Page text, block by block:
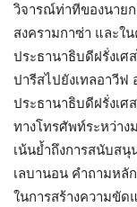
วิจารณ์ท่าทีของนาย
สงครามกาซ่า และใ
ประธานาธิบดีฝรั่งเศ
ปารีสไปยังเทลอาวีฟ
ประธานาธิบดีฝรั่งเศ
ทางโทรศัพท์ระหว่าง
เน้นย้ำถึงการสนับสนุ
เลบานอน คำถามหลั
ในการสร้างความขัด